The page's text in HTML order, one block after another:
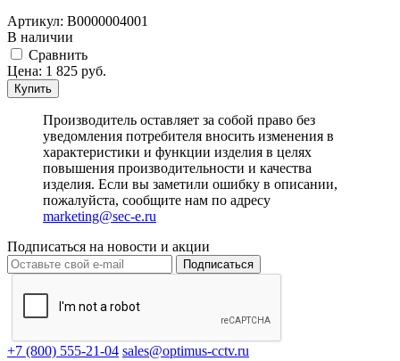
Артикул: В0000004001
В наличии
Cравнить
Цена: 1 825 руб.
Купить
Производитель оставляет за собой право без
уведомления потребителя вносить изменения в
характеристики и функции изделия в целях
повышения производительности и качества
изделия. Если вы заметили ошибку в описании,
пожалуйста, сообщите нам по адресу
marketing@sec-e.ru
Подписаться на новости и акции
Подписаться
+7 (800) 555-21-04 sales@optimus-cctv.ru